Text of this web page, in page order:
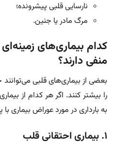
نارسایی قلبی پیشرونده؛
مرگ مادر یا جنین.
کدام بیماری‌های زمینه‌ای
منفی دارند؟
بعضی از بیماری‌های قلبی
را بیشتر کنند. اگر هر کدام از
به بارداری در مورد عوراض بیماری
۱. بیماری احتقانی قلب